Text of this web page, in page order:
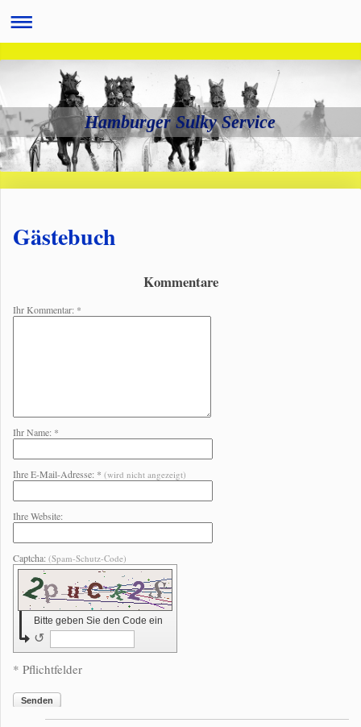
Hamburger Sulky Service
Gästebuch
Kommentare
Ihr Kommentar: *
Ihr Name: *
Ihre E-Mail-Adresse: * (wird nicht angezeigt)
Ihre Website:
Captcha: (Spam-Schutz-Code)
Bitte geben Sie den Code ein
↺
* Pflichtfelder
Senden